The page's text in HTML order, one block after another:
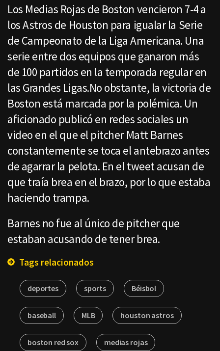
Los Medias Rojas de Boston vencieron 7-4 a
los Astros de Houston para igualar la Serie
de Campeonato de la Liga Americana. Una
serie entre dos equipos que ganaron más
de 100 partidos en la temporada regular en
las Grandes Ligas.No obstante, la victoria de
Boston está marcada por la polémica. Un
aficionado publicó en redes sociales un
video en el que el pitcher Matt Barnes
constantemente se toca el antebrazo antes
de agarrar la pelota. En el tweet acusan de
que traía brea en el brazo, por lo que estaba
haciendo trampa.
Barnes no fue al único de pitcher que
estaban acusando de tener brea.
Tags relacionados
deportes sports Béisbol
baseball MLB houston astros
boston red sox medias rojas